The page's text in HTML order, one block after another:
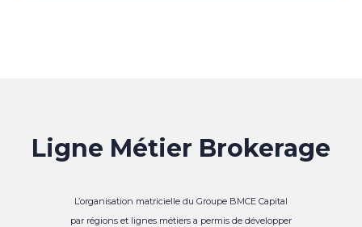
Ligne Métier Brokerage
L’organisation matricielle du Groupe BMCE Capital
par régions et lignes métiers a permis de développer